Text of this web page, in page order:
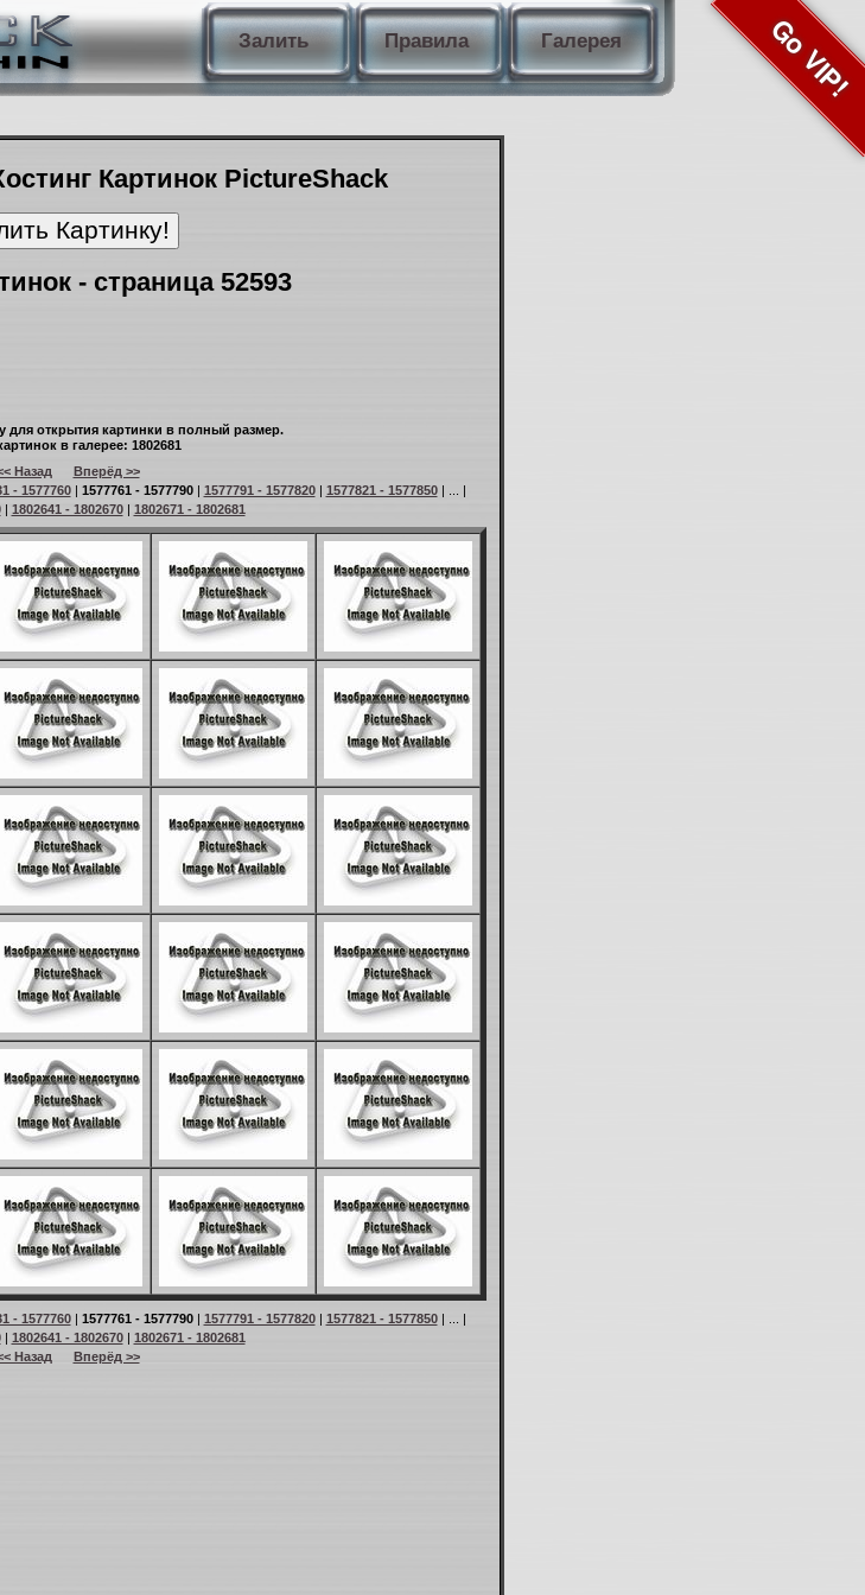
Залить Правила Галерея Go VIP!
Картинок PictureShack
- страница 52593
для открытия картинки в полный размер.
в галерее: 1802681
Назад
Вперёд >>
- 1577760| 1577761 - 1577790| 1577791 - 1577820| 1577821 - 1577850| ... |
| 1802641 - 1802670| 1802671 - 1802681
- 1577760| 1577761 - 1577790| 1577791 - 1577820| 1577821 - 1577850| ... |
| 1802641 - 1802670| 1802671 - 1802681
Назад
Вперёд >>